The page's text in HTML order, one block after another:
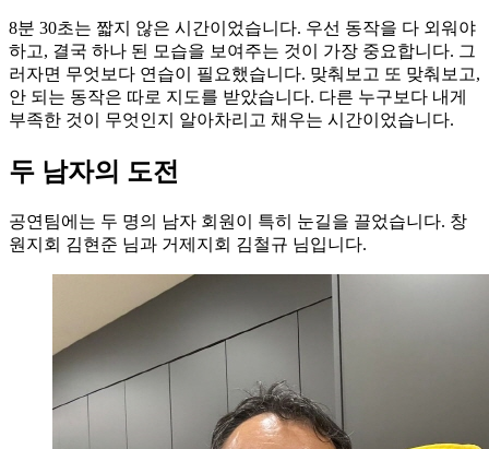
8분 30초는 짧지 않은 시간이었습니다. 우선 동작을 다 외워야
하고, 결국 하나 된 모습을 보여주는 것이 가장 중요합니다. 그
러자면 무엇보다 연습이 필요했습니다. 맞춰보고 또 맞춰보고,
안 되는 동작은 따로 지도를 받았습니다. 다른 누구보다 내게
부족한 것이 무엇인지 알아차리고 채우는 시간이었습니다.
두 남자의 도전
공연팀에는 두 명의 남자 회원이 특히 눈길을 끌었습니다. 창
원지회 김현준 님과 거제지회 김철규 님입니다.